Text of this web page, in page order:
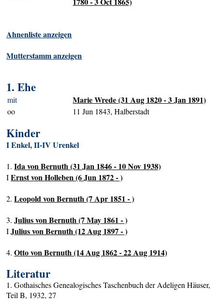
Ahnenliste anzeigen
Mutterstamm anzeigen
1. Ehe
mit Marie Wrede (31 Aug 1820 - 3 Jan 1891)
oo 11 Jun 1843, Halberstadt
Kinder
I Enkel, II-IV Urenkel
1.Ida von Bernuth (31 Jan 1846 - 10 Nov 1938)
IErnst von Holleben (6 Jun 1872 - )
2.Leopold von Bernuth (7 Apr 1851 - )
3.Julius von Bernuth (7 May 1861 - )
IJulius von Bernuth (12 Aug 1897 - )
4.Otto von Bernuth (14 Aug 1862 - 22 Aug 1914)
Literatur
1. Gothaisches Genealogisches Taschenbuch der Adeligen Häuser,
Teil B, 1932, 27